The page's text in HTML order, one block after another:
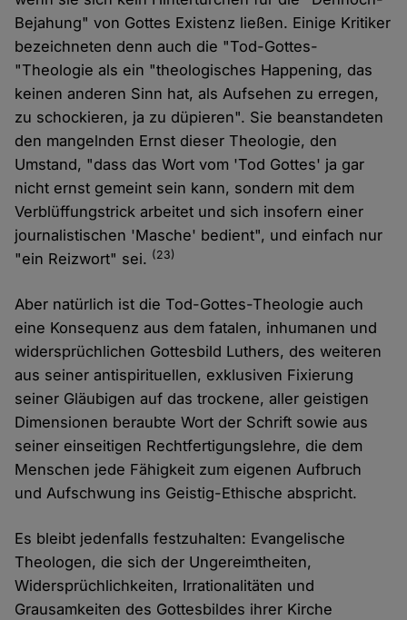
Bejahung" von Gottes Existenz ließen. Einige Kritiker
bezeichneten denn auch die "Tod-Gottes-
"Theologie als ein "theologisches Happening, das
keinen anderen Sinn hat, als Aufsehen zu erregen,
zu schockieren, ja zu düpieren". Sie beanstandeten
den mangelnden Ernst dieser Theologie, den
Umstand, "dass das Wort vom 'Tod Gottes' ja gar
nicht ernst gemeint sein kann, sondern mit dem
Verblüffungstrick arbeitet und sich insofern einer
journalistischen 'Masche' bedient", und einfach nur
"ein Reizwort" sei. (23)
Aber natürlich ist die Tod-Gottes-Theologie auch
eine Konsequenz aus dem fatalen, inhumanen und
widersprüchlichen Gottesbild Luthers, des weiteren
aus seiner antispirituellen, exklusiven Fixierung
seiner Gläubigen auf das trockene, aller geistigen
Dimensionen beraubte Wort der Schrift sowie aus
seiner einseitigen Rechtfertigungslehre, die dem
Menschen jede Fähigkeit zum eigenen Aufbruch
und Aufschwung ins Geistig-Ethische abspricht.
Es bleibt jedenfalls festzuhalten: Evangelische
Theologen, die sich der Ungereimtheiten,
Widersprüchlichkeiten, Irrationalitäten und
Grausamkeiten des Gottesbildes ihrer Kirche